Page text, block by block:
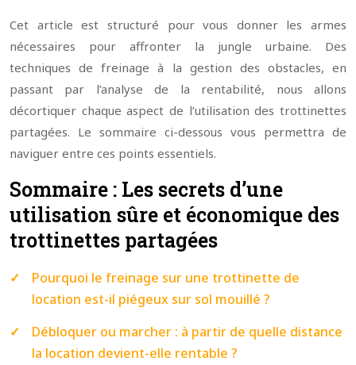
Cet article est structuré pour vous donner les armes
nécessaires pour affronter la jungle urbaine. Des
techniques de freinage à la gestion des obstacles, en
passant par l’analyse de la rentabilité, nous allons
décortiquer chaque aspect de l’utilisation des trottinettes
partagées. Le sommaire ci-dessous vous permettra de
naviguer entre ces points essentiels.
Sommaire : Les secrets d’une
utilisation sûre et économique des
trottinettes partagées
Pourquoi le freinage sur une trottinette de
location est-il piégeux sur sol mouillé ?
Débloquer ou marcher : à partir de quelle distance
la location devient-elle rentable ?